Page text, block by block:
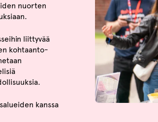
nuorten
liittyvää
kohtaanto-
kanssa